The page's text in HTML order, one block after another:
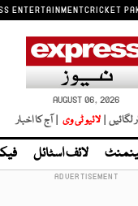
ENTERTAINMENTCRICKET
AUGUST 06, 2026
لگائیں | لائیو ٹی وی | آج کا اخبار
لائف اسٹائل